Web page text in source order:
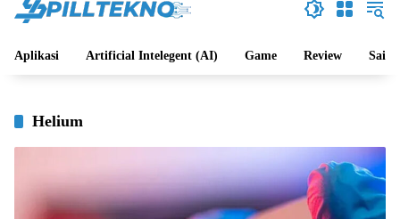
Aplikasi Artificial Intelegent (AI) Game Review Sains
Helium